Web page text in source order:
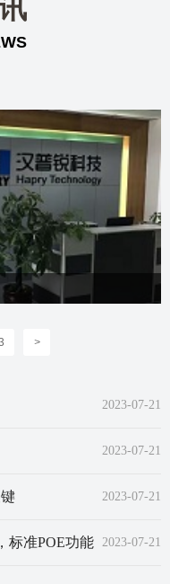
2023-07-21
2023-07-21
2023-07-21
2023-07-21
标准POE功能
我公司因规模扩大及业务
。
>